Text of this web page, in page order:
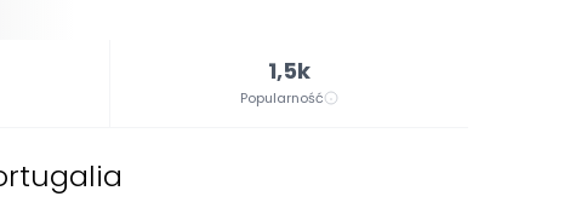
1,5k
Popularność